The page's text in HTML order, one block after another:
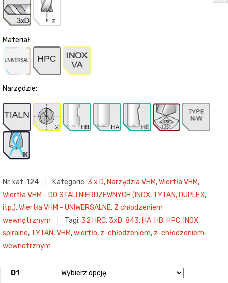
Materiał:
Narzędzie:
Nr. kat: 124 Kategorie: 3 x D, Narzędzia VHM,Wiertła VHM,
Wiertła VHM - DO STALI NIERDZEWNYCH (INOX, TYTAN, DUPLEX,
itp.),Wiertła VHM - UNIWERSALNE, Z chłodzeniem
wewnętrznym
Tagi: 32 HRC, 3xD,843, HA, HB, HPC, INOX,
spiralne, TYTAN,VHM,wiertło, z-chłodzeniem, z-chłodzeniem-
wewnetrznym
D1